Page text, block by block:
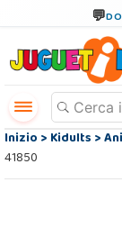
Inizio>Kidults>
41850